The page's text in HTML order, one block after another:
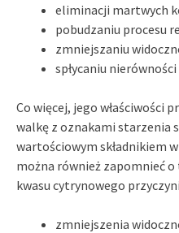
eliminacji martwych
pobudzaniu procesu
zmniejszaniu
spłycaniu nierówności
Co więcej, jego właściwości
walkę z oznakami starzenia
wartościowym składnikiem
można również zapomnieć
kwasu cytrynowego
zmniejszenia